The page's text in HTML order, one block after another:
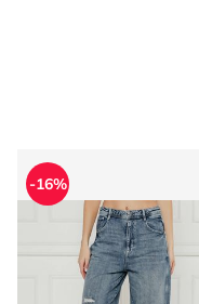
Jeansy damskie na
-16%